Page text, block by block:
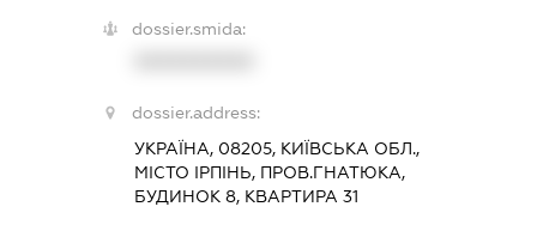
dossier.smida:
dossier.address:
УКРАЇНА, 08205, КИЇВСЬКА ОБЛ.,
МІСТО ІРПІНЬ, ПРОВ.ГНАТЮКА,
БУДИНОК 8, КВАРТИРА 31